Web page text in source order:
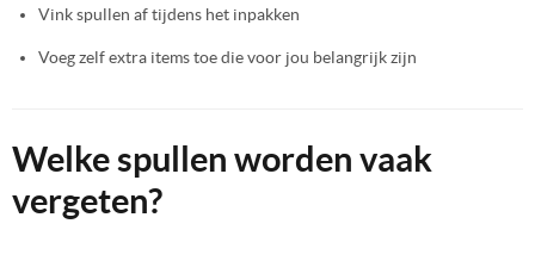
Vink spullen af tijdens het inpakken
Voeg zelf extra items toe die voor jou belangrijk zijn
Welke spullen worden vaak
vergeten?